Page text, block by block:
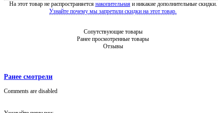
На этот товар не распространяется накопительнаяи никакие дополнительные скидки.
Узнайте почему мы запретили скидки на этот товар.
Сопутствующие товары
Ранее просмотренные товары
Отзывы
Ранее смотрели
Comments are disabled